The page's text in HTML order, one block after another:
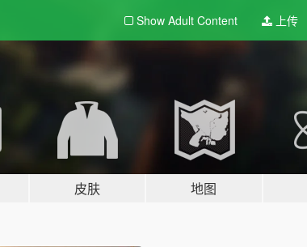
Show Adult Content 上传
皮肤 地图